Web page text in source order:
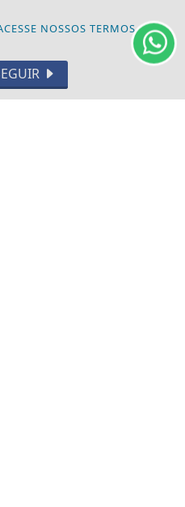
NOSSOS TERMOS